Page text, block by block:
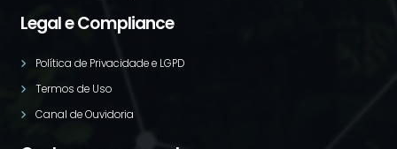
Legal e Compliance
Política de Privacidade e LGPD
Termos de Uso
Canal de Ouvidoria